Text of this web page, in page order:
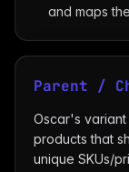
and maps
Parent /
Oscar's
products that
unique SKUs/